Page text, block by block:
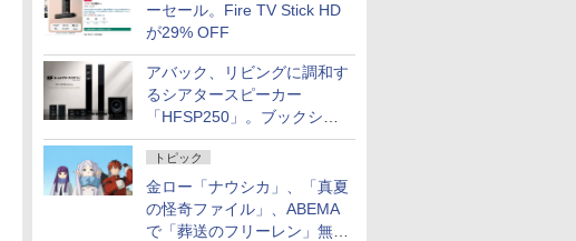
ーセール。Fire TV Stick HD
が29% OFF
アバック、リビングに調和す
るシアタースピーカー
「HFSP250」。ブックシェ
ルフはペア3万円以下
トピック
金ロー「ナウシカ」、「真夏
の怪奇ファイル」、ABEMA
で「葬送のフリーレン」無料